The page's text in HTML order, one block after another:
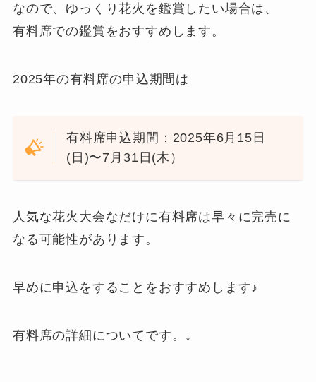
なので、ゆっくり花火を鑑賞したい場合は、
有料席での鑑賞をおすすめします。
2025年の有料席の申込期間は
有料席申込期間：2025年6月15日
(日)〜7月31日(木）
人気な花火大会なだけに有料席は早々に完売に
なる可能性があります。
早めに申込をすることをおすすめします♪
有料席の詳細についてです。↓